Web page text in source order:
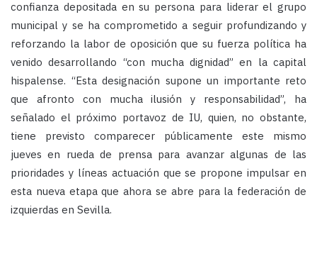
confianza depositada en su persona para liderar el grupo
municipal y se ha comprometido a seguir profundizando y
reforzando la labor de oposición que su fuerza política ha
venido desarrollando “con mucha dignidad” en la capital
hispalense. “Esta designación supone un importante reto
que afronto con mucha ilusión y responsabilidad”, ha
señalado el próximo portavoz de IU, quien, no obstante,
tiene previsto comparecer públicamente este mismo
jueves en rueda de prensa para avanzar algunas de las
prioridades y líneas actuación que se propone impulsar en
esta nueva etapa que ahora se abre para la federación de
izquierdas en Sevilla.